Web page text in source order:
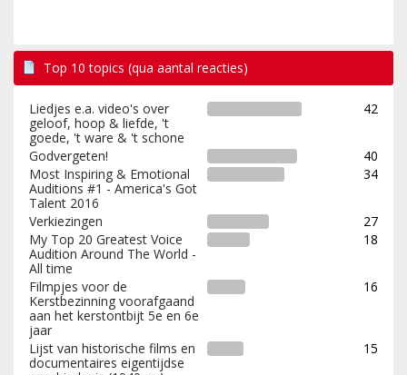
Top 10 topics (qua aantal reacties)
Liedjes e.a. video's over
geloof, hoop & liefde, 't
goede, 't ware & 't schone
42
Godvergeten!
40
Most Inspiring & Emotional
Auditions #1 - America's Got
Talent 2016
34
Verkiezingen
27
My Top 20 Greatest Voice
Audition Around The World -
All time
18
Filmpjes voor de
Kerstbezinning voorafgaand
aan het kerstontbijt 5e en 6e
jaar
16
Lijst van historische films en
documentaires eigentijdse
15